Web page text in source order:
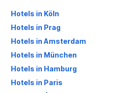
Hotels in Köln
Hotels in Prag
Hotels in Amsterdam
Hotels in München
Hotels in Hamburg
Hotels in Paris